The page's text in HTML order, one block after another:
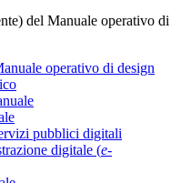
del Manuale operativo di
operativo di design
pubblici digitali
digitale (e-